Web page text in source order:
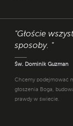
"Głoście
sposoby. "
Św. Dominik Guzman
Chcemy podejmować
głoszenia Boga,
prawdy w świecie.